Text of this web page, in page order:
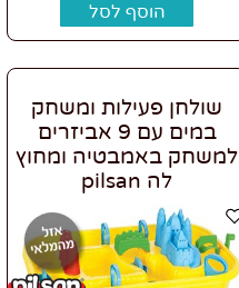
הוסף לסל
שולחן פעילות ומשחק
במים עם 9 אביזרים
למשחק באמבטיה ומחוץ
לה pilsan